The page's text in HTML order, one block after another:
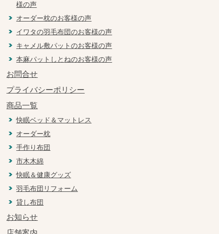
様の声
オーダー枕のお客様の声
イワタの羽毛布団のお客様の声
キャメル敷パットのお客様の声
本麻パットしとねのお客様の声
お問合せ
プライバシーポリシー
商品一覧
快眠ベッド＆マットレス
オーダー枕
手作り布団
市木木綿
快眠＆健康グッズ
羽毛布団リフォーム
貸し布団
お知らせ